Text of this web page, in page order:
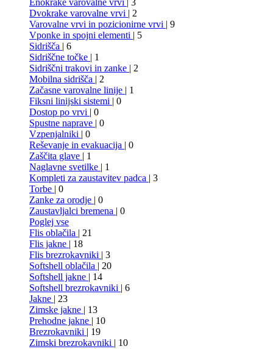
Enokrake varovalne vrvi | 3
Dvokrake varovalne vrvi | 2
Varovalne vrvi in pozicionirne vrvi | 9
Vponke in spojni elementi | 5
Sidrišča | 6
Sidriščne točke | 1
Sidriščni trakovi in zanke | 2
Mobilna sidrišča | 2
Začasne varovalne linije | 1
Fiksni linijski sistemi | 0
Dostop po vrvi | 0
Spustne naprave | 0
Vzpenjalniki | 0
Reševanje in evakuacija | 0
Zaščita glave | 1
Naglavne svetilke | 1
Kompleti za zaustavitev padca | 3
Torbe | 0
Zanke za orodje | 0
Zaustavljalci bremena | 0
Poglej vse
Flis oblačila | 21
Flis jakne | 18
Flis brezrokavniki | 3
Softshell oblačila | 20
Softshell jakne | 14
Softshell brezrokavniki | 6
Jakne | 23
Zimske jakne | 13
Prehodne jakne | 10
Brezrokavniki | 19
Zimski brezrokavniki | 10